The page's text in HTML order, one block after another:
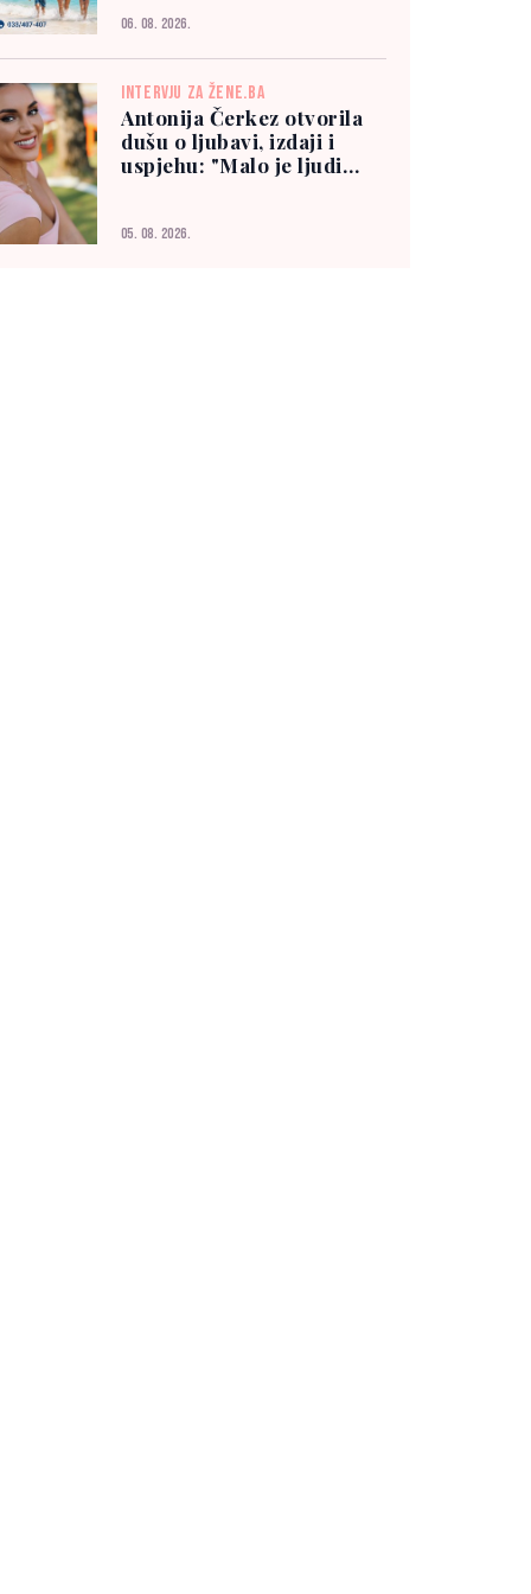
06. 08. 2026.
INTERVJU ZA ŽENE.BA
Antonija Čerkez otvorila
dušu o ljubavi, izdaji i
uspjehu: "Malo je ljudi
05. 08. 2026.